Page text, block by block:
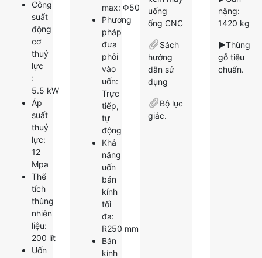
Công
suất
động
cơ
thuỷ
lực
:
5.5 kW
Áp
suất
thuỷ
lực:
12
Mpa
Thể
tích
thùng
nhiên
liệu:
200 lít
Uốn
max: Φ50×3 mm
Phương
pháp
đưa
phôi
vào
uốn:
Trực
tiếp,
tự
động
Khả
năng
uốn
bán
kính
tối
đa:
R250 mm
Bán
kính
uống
ống CNC
Sách
hướng
dẫn sử
dụng
Bộ lục
giác.
nặng:
1420 kg
►Thùng
gỗ tiêu
chuẩn.